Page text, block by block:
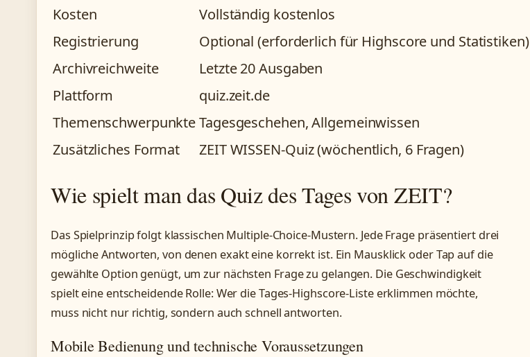
Kosten
Vollständig kostenlos
Registrierung
Optional (erforderlich für Highscore und Statistiken)
Archivreichweite
Letzte 20 Ausgaben
Plattform
quiz.zeit.de
ThemenschwerpunkteTagesgeschehen, Allgemeinwissen
Zusätzliches Format
ZEIT WISSEN-Quiz (wöchentlich, 6 Fragen)
Wie spielt man das Quiz des Tages von ZEIT?
Das Spielprinzip folgt klassischen Multiple-Choice-Mustern. Jede Frage präsentiert drei
mögliche Antworten, von denen exakt eine korrekt ist. Ein Mausklick oder Tap auf die
gewählte Option genügt, um zur nächsten Frage zu gelangen. Die Geschwindigkeit
spielt eine entscheidende Rolle: Wer die Tages-Highscore-Liste erklimmen möchte,
muss nicht nur richtig, sondern auch schnell antworten.
Mobile Bedienung und technische Voraussetzungen